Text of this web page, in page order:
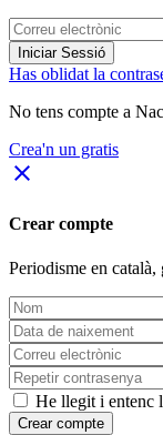
Iniciar Sessió
Has oblidat la
No tens compte a
Crea'n un gratis
close
Crear compte
Periodisme en català,
He llegit i entenc
Crear compte